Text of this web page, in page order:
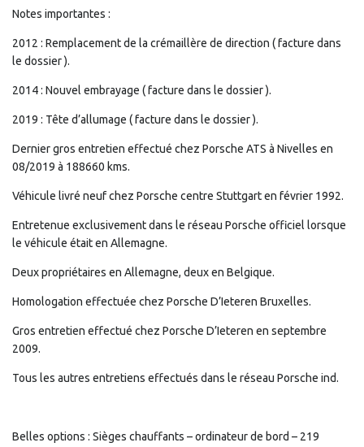
Notes importantes :
2012 : Remplacement de la crémaillère de direction ( facture dans
le dossier ).
2014 : Nouvel embrayage ( facture dans le dossier ).
2019 : Tête d’allumage ( facture dans le dossier ).
Dernier gros entretien effectué chez Porsche ATS à Nivelles en
08/2019 à 188660 kms.
Véhicule livré neuf chez Porsche centre Stuttgart en février 1992.
Entretenue exclusivement dans le réseau Porsche officiel lorsque
le véhicule était en Allemagne.
Deux propriétaires en Allemagne, deux en Belgique.
Homologation effectuée chez Porsche D’Ieteren Bruxelles.
Gros entretien effectué chez Porsche D’Ieteren en septembre
2009.
Tous les autres entretiens effectués dans le réseau Porsche ind.
Belles options : Sièges chauffants – ordinateur de bord – 219